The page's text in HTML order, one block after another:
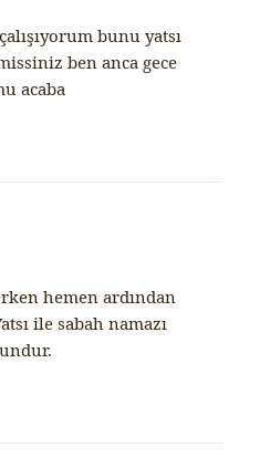
bunu yatsı
ben anca gece
acaba
hemen ardından
ile sabah namazı